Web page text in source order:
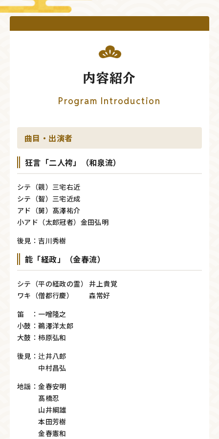
内容紹介
Program Introduction
曲目・出演者
狂言「二人袴」（和泉流）
シテ（親）三宅右近
シテ（聟）三宅近成
アド（舅）髙澤祐介
小アド（太郎冠者）金田弘明
後見：吉川秀樹
能「経政」（金春流）
シテ（平の経政の霊） 井上貴覚
ワキ（僧都行慶） 森常好
笛 ：一噌隆之
小鼓：鵜澤洋太郎
大鼓：柿原弘和
後見：辻井八郎
中村昌弘
地謡：金春安明
髙橋忍
山井綱雄
本田芳樹
金春憲和